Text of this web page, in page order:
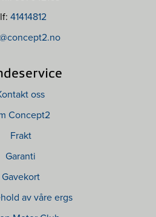
41414812
oss
Concept2
Frakt
Garanti
Gavekort
av våre ergs